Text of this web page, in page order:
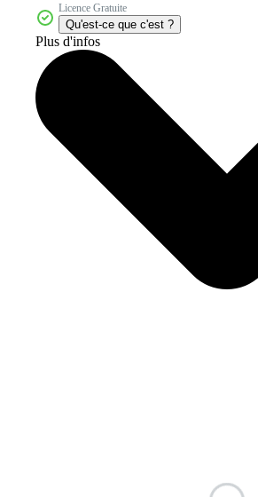
Licence Gratuite
Qu'est-ce que c'est ?
Plus d'infos